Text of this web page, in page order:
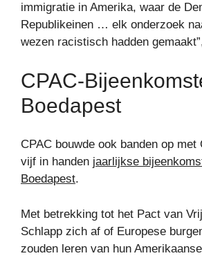
immigratie in Amerika, waar de
Republikeinen … elk onderzoek
wezen racistisch hadden
CPAC-
Boedapest
CPAC bouwde ook banden op met
vijf in handen jaarlijkse
Boedapest.
Met betrekking tot het Pact van
Schlapp zich af of Europese
zouden leren van hun